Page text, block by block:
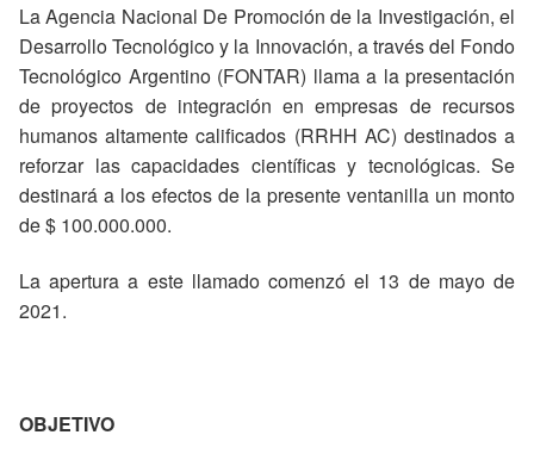
La Agencia Nacional De Promoción de la Investigación, el
Desarrollo Tecnológico y la Innovación, a través del Fondo
Tecnológico Argentino (FONTAR) llama a la presentación
de proyectos de integración en empresas de recursos
humanos altamente calificados (RRHH AC) destinados a
reforzar las capacidades científicas y tecnológicas. Se
destinará a los efectos de la presente ventanilla un monto
de $ 100.000.000.
La apertura a este llamado comenzó el 13 de mayo de
2021.
OBJETIVO